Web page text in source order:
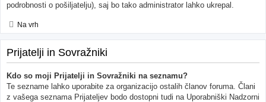
podrobnosti o pošiljatelju), saj bo tako administrator lahko ukrepal.
Na vrh
Prijatelji in Sovražniki
Kdo so moji Prijatelji in Sovražniki na seznamu?
Te sezname lahko uporabite za organizacijo ostalih članov foruma. Člani
z vašega seznama Prijateljev bodo dostopni tudi na Uporabniški Nadzorni